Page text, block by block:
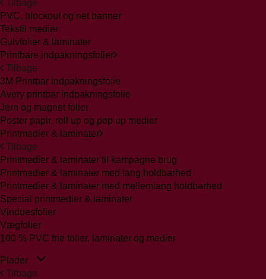
Tilbage
PVC, blockout og net banner
Tekstil medier
Gulvfolier & laminater
Printbare indpakningsfolier
Tilbage
3M Printbar indpakningsfolie
Avery printbar indpakningsfolie
Jern og magnet folier
Poster papir, roll up og pop up medier
Printmedier & laminater
Tilbage
Printmedier & laminater til kampagne brug
Printmedier & laminater med lang holdbarhed
Printmedier & laminater med mellemlang holdbarhed
Special printmedier & laminater
Vinduesfolier
Vægfolier
100 % PVC frie folier, laminater og medier
Plader
Tilbage